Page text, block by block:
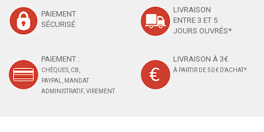
PAIEMENT
SÉCURISÉ
LIVRAISON
ENTRE 3 ET 5
JOURS OUVRÉS*
PAIEMENT :
CHÈQUES, CB,
PAYPAL, MANDAT
ADMINISTRATIF, VIREMENT
LIVRAISON À 3€
À PARTIR DE 50 € D'ACHAT*